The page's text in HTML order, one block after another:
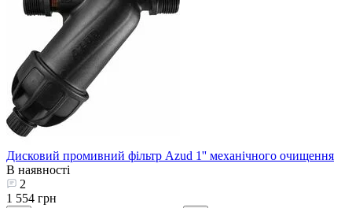
Дисковий промивний фільтр Azud 1'' механічного очищення
В наявності
2
1 554 грн